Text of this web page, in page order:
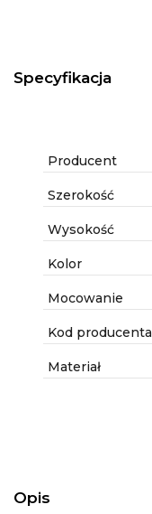
Specyfikacja
Producent
Szerokość
Wysokość
Kolor
Mocowanie
Kod producenta
Materiał
Opis